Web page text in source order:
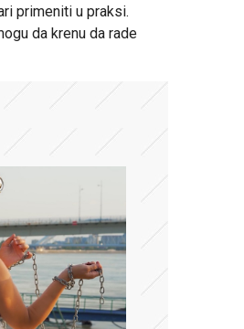
primeniti u praksi.
da krenu da rade